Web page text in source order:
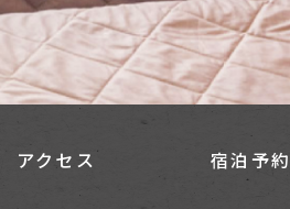
アクセス 宿泊予約